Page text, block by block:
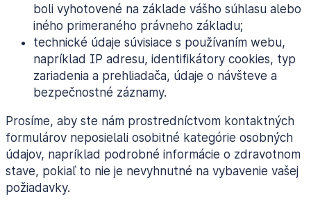
boli vyhotovené na základe vášho súhlasu alebo
iného primeraného právneho základu;
technické údaje súvisiace s používaním webu,
napríklad IP adresu, identifikátory cookies, typ
zariadenia a prehliadača, údaje o návšteve a
bezpečnostné záznamy.
Prosíme, aby ste nám prostredníctvom kontaktných
formulárov neposielali osobitné kategórie osobných
údajov, napríklad podrobné informácie o zdravotnom
stave, pokiaľ to nie je nevyhnutné na vybavenie vašej
požiadavky.